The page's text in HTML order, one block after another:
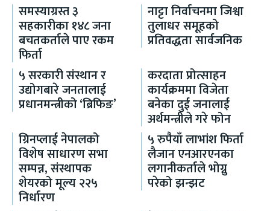
समस्याग्रस्त ३
सहकारीका १४८ जना
बचतकर्ताले पाए रकम
फिर्ता
नाट्टा निर्वाचनमा जिश्वा
तुलाधर समूहको
प्रतिवद्धता सार्वजनिक
५ सरकारी संस्थान र
उद्योगबारे जनतालाई
प्रधानमन्त्रीको ‘ब्रिफिङ’
करदाता प्रोत्साहन
कार्यक्रममा विजेता
बनेका दुई जनालाई
अर्थमन्त्रीले गरे फोन
ग्रिनप्लाई नेपालको
विशेष साधारण सभा
सम्पन्न, संस्थापक
शेयरको मूल्य २२५
निर्धारण
५ रुपैयाँ लाभांश फिर्ता
लैजान एनआरएनका
लगानीकर्ताले भोग्नु
परेको झन्झट